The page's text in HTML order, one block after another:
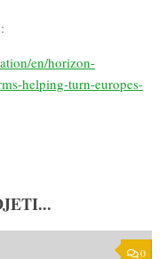
en/horizon-
helping-turn-europes-
0